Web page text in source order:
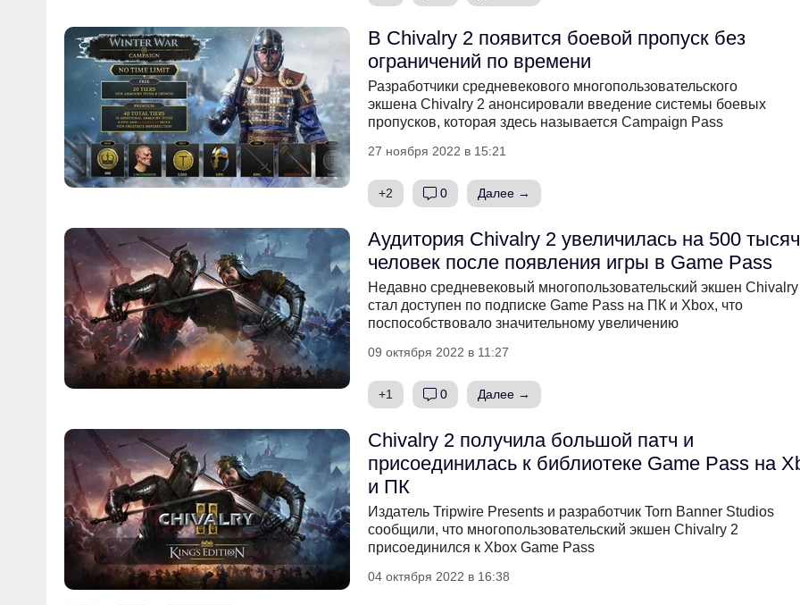
В Chivalry 2 появится боевой пропуск без
ограничений по времени
Разработчики средневекового многопользовательского
экшена Chivalry 2 анонсировали введение системы боевых
пропусков, которая здесь называется Campaign Pass
27 ноября 2022 в 15:21
+2 0 Далее →
Аудитория Chivalry 2 увеличилась на 500 тысяч
человек после появления игры в Game Pass
Недавно средневековый многопользовательский экшен
стал доступен по подписке Game Pass на ПК и Xbox, что
поспособствовало значительному увеличению
09 октября 2022 в 11:27
+1 0 Далее →
Chivalry 2 получила большой патч и
присоединилась к библиотеке Game Pass на
и ПК
Издатель Tripwire Presents и разработчик Torn Banner Studios
сообщили, что многопользовательский экшен Chivalry 2
присоединился к Xbox Game Pass
04 октября 2022 в 16:38